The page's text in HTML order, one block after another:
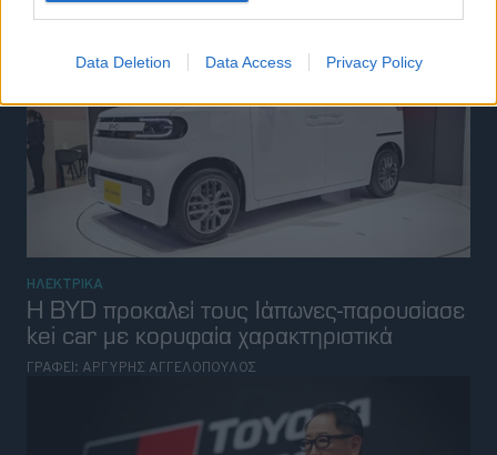
Data Deletion Data Access Privacy Policy
ΗΛΕΚΤΡΙΚΑ
Η BYD προκαλεί τους Ιάπωνες-παρουσίασε
kei car με κορυφαία χαρακτηριστικά
ΓΡΑΦΕΙ: ΑΡΓΥΡΗΣ ΑΓΓΕΛΟΠΟΥΛΟΣ